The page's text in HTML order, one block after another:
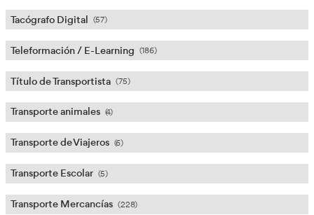
Inteligencia Artificial (IA) en el Transporte (3)
Logística (195)
Movilidad Segura y Sostenible
Mujeres en el Transporte
Noticias